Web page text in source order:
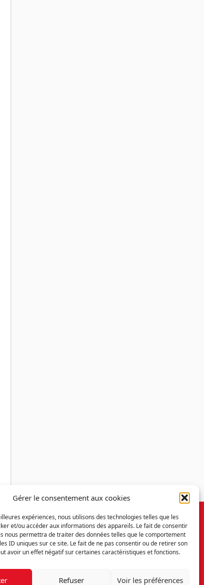
Gérer le consentement aux cookies
expériences, nous utilisons des technologies telles que les
et/ou accéder aux informations des appareils. Le fait de consentir
nous permettra de traiter des données telles que le comportement
ID uniques sur ce site. Le fait de ne pas consentir ou de retirer son
avoir un effet négatif sur certaines caractéristiques et fonctions.
Refuser Voir les préférences